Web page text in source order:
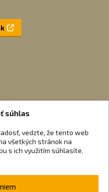
súhlas
vedzte, že tento web
všetkých stránok na
s ich využitím súhlasíte.